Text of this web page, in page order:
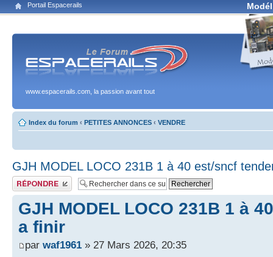
Portail Espacerails
www.espacerails.com, la passion avant tout
Index du forum ‹ PETITES ANNONCES ‹ VENDRE
GJH MODEL LOCO 231B 1 à 40 est/sncf
Publier une réponse
GJH MODEL LOCO 231B 1 à
a finir
par waf1961 » 27 Mars 2026, 20:35